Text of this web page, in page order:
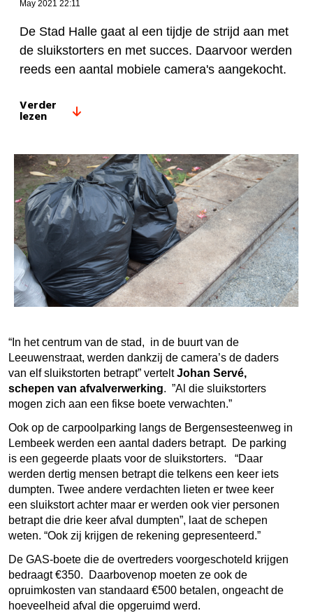
May 2021 22:11
De Stad Halle gaat al een tijdje de strijd aan met
de sluikstorters en met succes. Daarvoor werden
reeds een aantal mobiele camera's aangekocht.
Verder
lezen
“In het centrum van de stad, in de buurt van de
Leeuwenstraat, werden dankzij de camera’s de daders
van elf sluikstorten betrapt” verteltJohan Servé,
schepen van afvalverwerking. ”Al die sluikstorters
mogen zich aan een fikse boete verwachten.”
Ook op de carpoolparking langs de Bergensesteenweg in
Lembeek werden een aantal daders betrapt. De parking
is een gegeerde plaats voor de sluikstorters. “Daar
werden dertig mensen betrapt die telkens een keer iets
dumpten. Twee andere verdachten lieten er twee keer
een sluikstort achter maar er werden ook vier personen
betrapt die drie keer afval dumpten”, laat de schepen
weten. “Ook zij krijgen de rekening gepresenteerd.”
De GAS-boete die de overtreders voorgeschoteld krijgen
bedraagt €350. Daarbovenop moeten ze ook de
opruimkosten van standaard €500 betalen, ongeacht de
hoeveelheid afval die opgeruimd werd.